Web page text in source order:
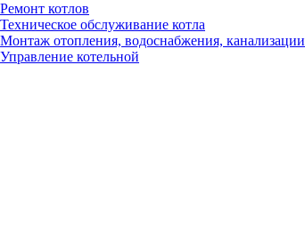
Ремонт котлов
Техническое обслуживание котла
Монтаж отопления, водоснабжения, канализации
Управление котельной